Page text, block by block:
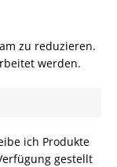
zu reduzieren.
werden.
ich Produkte
gestellt